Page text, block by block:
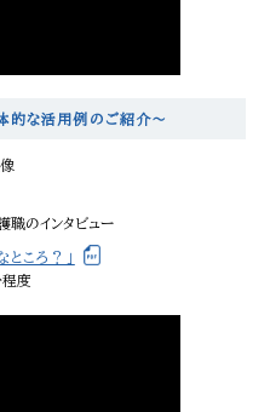
的な活用例のご紹介〜
職のインタビュー
ころ？」
度